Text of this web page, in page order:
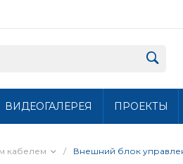
ВИДЕОГАЛЕРЕЯ ПРОЕКТЫ
кабелем / Внешний блок